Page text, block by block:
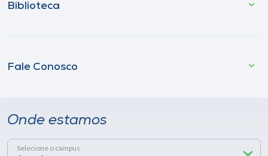
Biblioteca
Fale Conosco
Onde estamos
Selecione o campus